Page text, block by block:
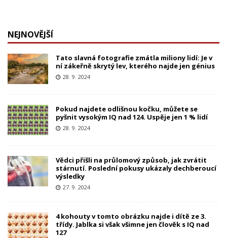
NEJNOVĚJŠÍ
Tato slavná fotografie zmátla miliony lidí: Je v
ní zákeřně skrytý lev, kterého najde jen génius
28. 9. 2024
Pokud najdete odlišnou kočku, můžete se
pyšnit vysokým IQ nad 124. Uspěje jen 1 % lidí
28. 9. 2024
Vědci přišli na průlomový způsob, jak zvrátit
stárnutí. Poslední pokusy ukázaly dechberoucí
výsledky
27. 9. 2024
4 kohouty v tomto obrázku najde i dítě ze 3.
třídy. Jablka si však všimne jen člověk s IQ nad
127